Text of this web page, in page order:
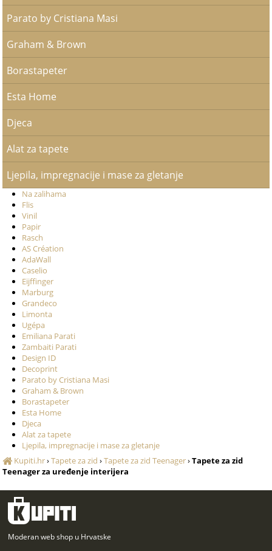
Parato by Cristiana Masi
Graham & Brown
Borastapeter
Esta Home
Djeca
Alat za tapete
Ljepila, impregnacije i mase za gletanje
Na zalihama
Flis
Vinil
Papir
Rasch
AS Création
AdaWall
Caselio
Eijffinger
Marburg
Grandeco
Limonta
Ugépa
Emiliana Parati
Zambaiti Parati
Design ID
Decoprint
Parato by Cristiana Masi
Graham & Brown
Borastapeter
Esta Home
Djeca
Alat za tapete
Ljepila, impregnacije i mase za gletanje
Kupiti.hr›Tapete za zid ›Tapete za zid Teenager›Tapete za zid
Teenager za uređenje interijera
Moderan web shop u Hrvatske